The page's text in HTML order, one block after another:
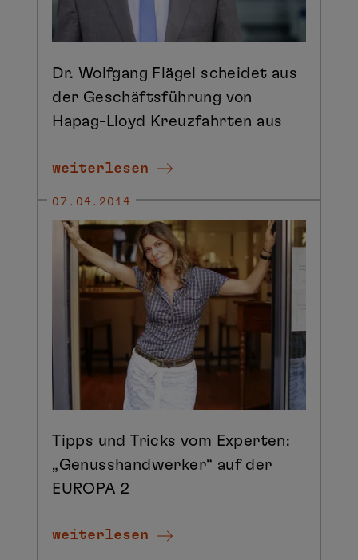
Dr. Wolfgang Flägel scheidet aus
der Geschäftsführung von
Hapag-Lloyd Kreuzfahrten aus
weiterlesen
Tipps und Tricks vom Experten:
„Genusshandwerker“ auf der
EUROPA 2
weiterlesen
07.04.2014